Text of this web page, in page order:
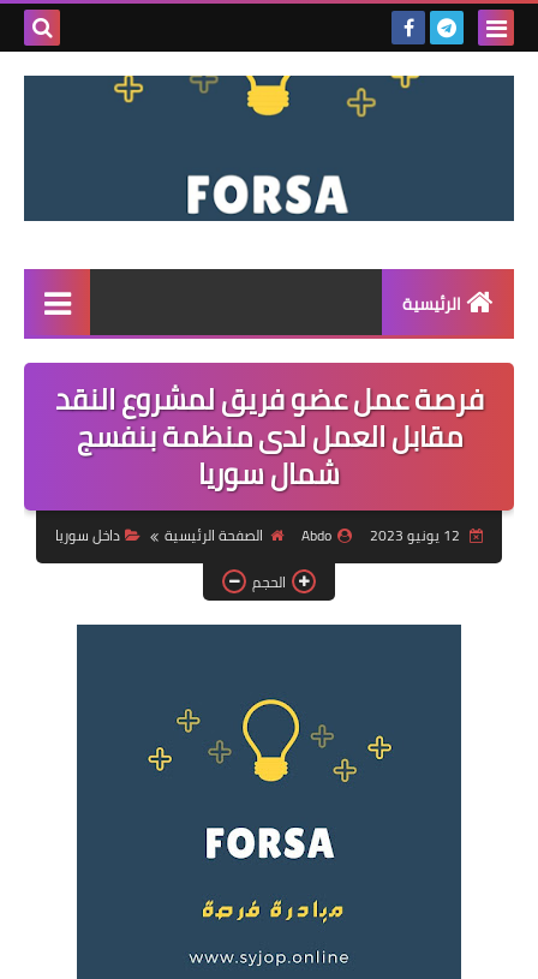
بحث
الرئيسية
القائمة
مناقصات
فرص عمل داخل سوريا
فرص عمل في تركيا
فرص عمل في العراق
دورات تدريبية
فرصة عمل عضو فريق لمشروع النقد
مقابل العمل لدى منظمة بنفسج
شمال سوريا
Abdo الصفحة الرئيسية
داخل سوريا
الحجم